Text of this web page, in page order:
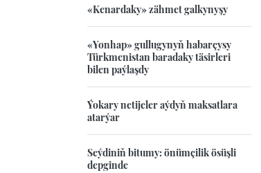
«Kenardaky» zähmet galkynyşy
«Yonhap» gullugynyň habarçysy
Türkmenistan baradaky täsirleri
bilen paýlaşdy
Ýokary netijeler aýdyň maksatlara
atarýar
Seýdiniň bitumy: önümçilik ösüşli
depginde